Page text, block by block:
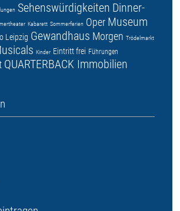
Sehenswürdigkeiten Dinner-
Kabarett Sommerferien Oper Museum
Leipzig Gewandhaus Morgen Trödelmarkt
Kinder Eintritt frei Führungen
QUARTERBACK Immobilien